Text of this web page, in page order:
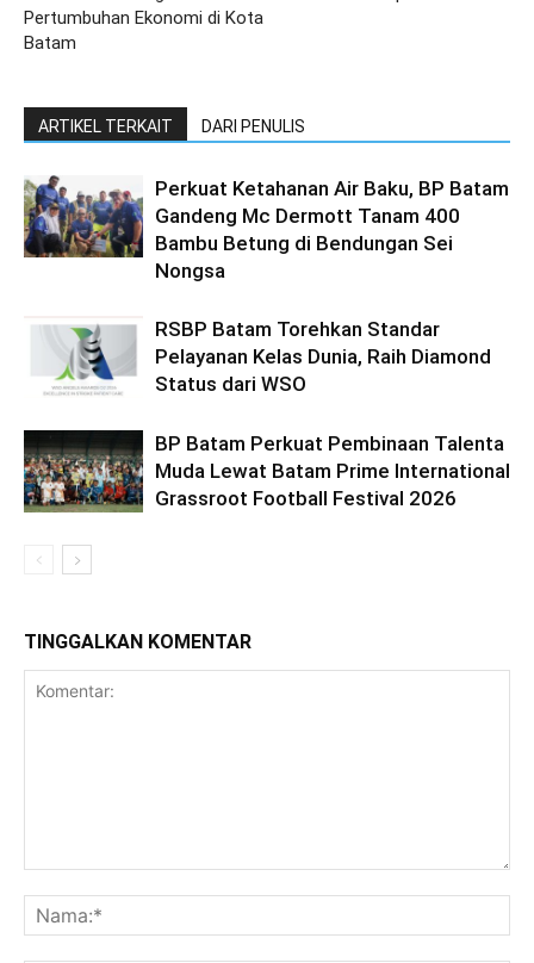
Pertumbuhan Ekonomi di Kota
Batam
ARTIKEL TERKAIT DARI PENULIS
Perkuat Ketahanan Air Baku, BP Batam
Gandeng Mc Dermott Tanam 400
Bambu Betung di Bendungan Sei
Nongsa
RSBP Batam Torehkan Standar
Pelayanan Kelas Dunia, Raih Diamond
Status dari WSO
BP Batam Perkuat Pembinaan Talenta
Muda Lewat Batam Prime International
Grassroot Football Festival 2026
TINGGALKAN KOMENTAR